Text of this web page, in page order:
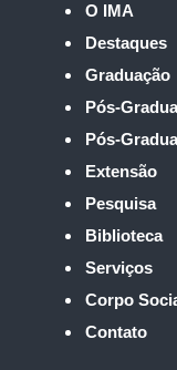
O IMA
Destaques
Graduação
Pós-
Pós-
Extensão
Pesquisa
Biblioteca
Serviços
Corpo
Contato